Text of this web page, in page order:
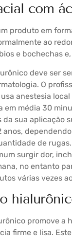
com
produto em
ao
e bochechas
deve ser
O
anestesia
em média 30
da sua aplicação
anos,
de rugas.
surgir dor,
no entanto
várias vezes
promove
firme e lisa.